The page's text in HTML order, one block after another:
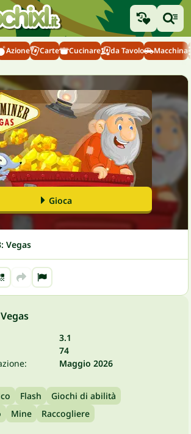
Azione Carte Cucinare da Tavolo Macchina
Gioca
Vegas
3.1
74
Maggio 2026
Flash
Giochi di abilità
Mine Raccogliere